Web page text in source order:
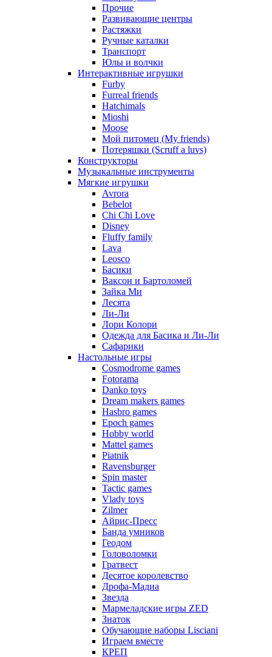
Прочие
Развивающие центры
Растяжки
Ручные каталки
Транспорт
Юлы и волчки
Интерактивные игрушки
Furby
Furreal friends
Hatchimals
Mioshi
Moose
Мой питомец (My friends)
Потеряшки (Scruff a luvs)
Конструкторы
Музыкальные инструменты
Мягкие игрушки
Avrora
Bebelot
Chi Chi Love
Disney
Fluffy family
Lava
Leosco
Басики
Ваксон и Бартоломей
Зайка Ми
Лесята
Ли-Ли
Лори Колори
Одежда для Басика и Ли-Ли
Сафарики
Настольные игры
Cosmodrome games
Fotorama
Danko toys
Dream makers games
Hasbro games
Epoch games
Hobby world
Mattel games
Piatnik
Ravensburger
Spin master
Tactic games
Vlady toys
Zilmer
Айрис-Пресс
Банда умников
Геодом
Головоломки
Гратвест
Десятое королевство
Дрофа-Мадиа
Звезда
Мармеладские игры ZED
Знаток
Обучающие наборы Lisciani
Играем вместе
КРЕП